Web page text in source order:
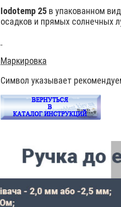
Iodotemp 25в упакованном
осадков и прямых солнечных
Маркировка
Символ указывает